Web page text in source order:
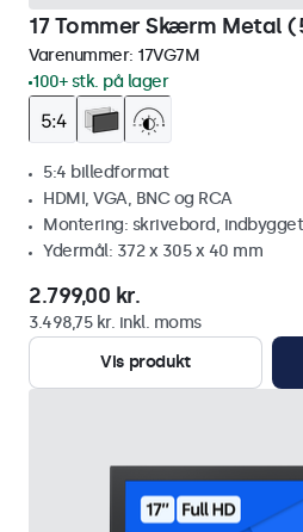
17 Tommer Skærm Metal
Varenummer: 17VG7M
100+ stk. på lager
5:4 billedformat
HDMI, VGA, BNC og RCA
Montering: skrivebord,
Ydermål: 372 x 305 x 40 mm
2.799,00 kr.
3.498,75 kr. inkl. moms
Vis produkt